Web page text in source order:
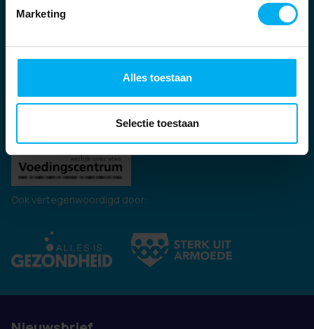
Marketing
Alles toestaan
Selectie toestaan
Partners
Kernpartners:
Ook vertegenwoordigd door: